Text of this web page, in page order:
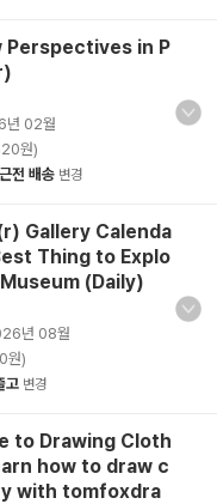
Perspectives in P
년 02월
원)
전 배송 변경
Gallery Calenda
Thing to Explo
(Daily)
년 08월
원)
고 변경
to Drawing Cloth
how to draw c
with tomfoxdra